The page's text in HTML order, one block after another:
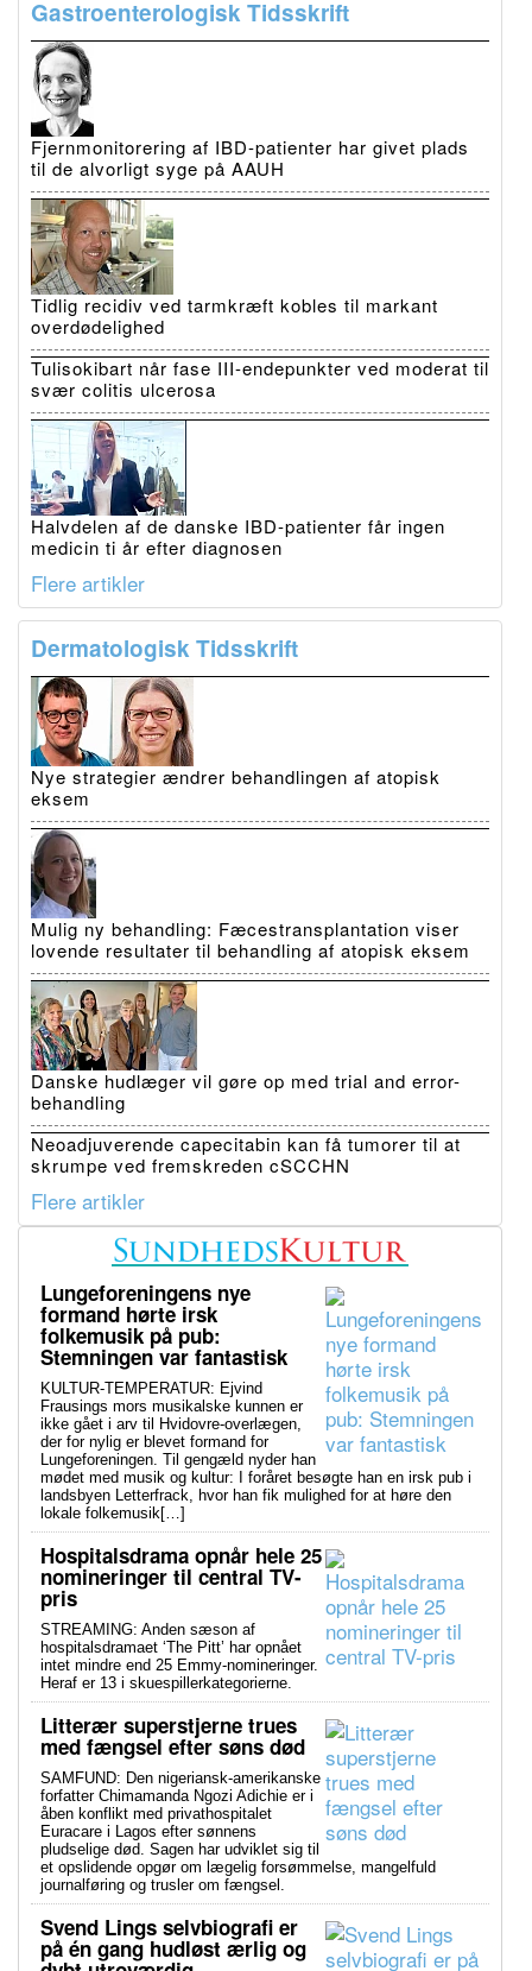
Gastroenterologisk Tidsskrift
Fjernmonitorering af IBD-patienter har givet plads
til de alvorligt syge på AAUH
Tidlig recidiv ved tarmkræft kobles til markant
overdødelighed
Tulisokibart når fase III-endepunkter ved moderat til
svær colitis ulcerosa
Halvdelen af de danske IBD-patienter får ingen
medicin ti år efter diagnosen
Flere artikler
Dermatologisk Tidsskrift
Nye strategier ændrer behandlingen af atopisk
eksem
Mulig ny behandling: Fæcestransplantation viser
lovende resultater til behandling af atopisk eksem
Danske hudlæger vil gøre op med trial and error-
behandling
Neoadjuverende capecitabin kan få tumorer til at
skrumpe ved fremskreden cSCCHN
Flere artikler
Lungeforeningens nye
formand hørte irsk
folkemusik på pub:
Stemningen var fantastisk
KULTUR-TEMPERATUR: Ejvind
Frausings mors musikalske kunnen er
ikke gået i arv til Hvidovre-overlægen,
der for nylig er blevet formand for
Lungeforeningen. Til gengæld nyder han
mødet med musik og kultur: I foråret besøgte han en irsk pub i
landsbyen Letterfrack, hvor han fik mulighed for at høre den
lokale folkemusik[…]
Hospitalsdrama opnår hele 25
nomineringer til central TV-
pris
STREAMING: Anden sæson af
hospitalsdramaet ‘The Pitt’ har opnået
intet mindre end 25 Emmy-nomineringer.
Heraf er 13 i skuespillerkategorierne.
Litterær superstjerne trues
med fængsel efter søns død
SAMFUND: Den nigeriansk-amerikanske
forfatter Chimamanda Ngozi Adichie er i
åben konflikt med privathospitalet
Euracare i Lagos efter sønnens
pludselige død. Sagen har udviklet sig til
et opslidende opgør om lægelig forsømmelse, mangelfuld
journalføring og trusler om fængsel.
Svend Lings selvbiografi er
på én gang hudløst ærlig og